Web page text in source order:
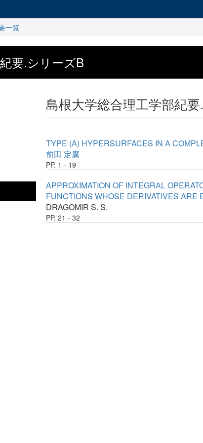
一覧
要.シリーズB
島根大学総合理工学部紀
TYPE (A) HYPERSURFACES IN A
前田 定廣
PP. 1 - 19
APPROXIMATION OF INTEGRAL
FUNCTIONS WHOSE DERIVATIVES ARE
DRAGOMIR S. S.
PP. 21 - 32